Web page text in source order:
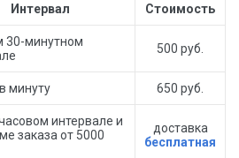
Интервал Стоимость
30-минутном
500 руб.
минуту 650 руб.
интервале и
заказа от 5000
доставка
бесплатная